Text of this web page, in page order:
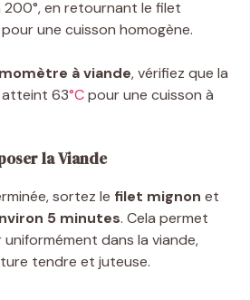
V
i
e
o
200°, en retournant le filet
une cuisson homogène.
à viande, vérifiez que la
63°Cpour une cuisson à
la Viande
sortez le filet mignon et
5 minutes. Cela permet
dans la viande,
tendre et juteuse.